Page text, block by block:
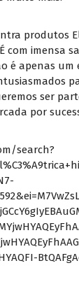
produtos
com imensa
é apenas
ser
por
search?